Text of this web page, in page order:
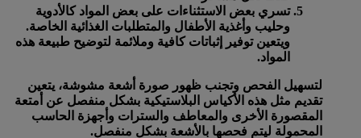
تسري بعض الاستثناءات على بعض المواد كالأدوية
وحليب وأغذية الأطفال والمتطلبات الغذائية الخاصة.
ويتعين توفير إثباتات كافية وملائمة لتوضيح طبيعة هذه
المواد.
لتسهيل الفحص وتجنب ظهور صورة أشعة مشوشة، يتعين
تقديم مثل هذه الأكياس البلاستيكية بشكل منفصل عن أمتعة
المقصورة الأخرى والمعاطف والسترات وأجهزة الحاسب
المحمولة ليتم فحصها بالأشعة بشكل منفصل.